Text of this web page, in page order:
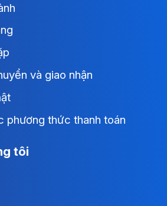
và giao nhận
phương thức thanh toán
tôi